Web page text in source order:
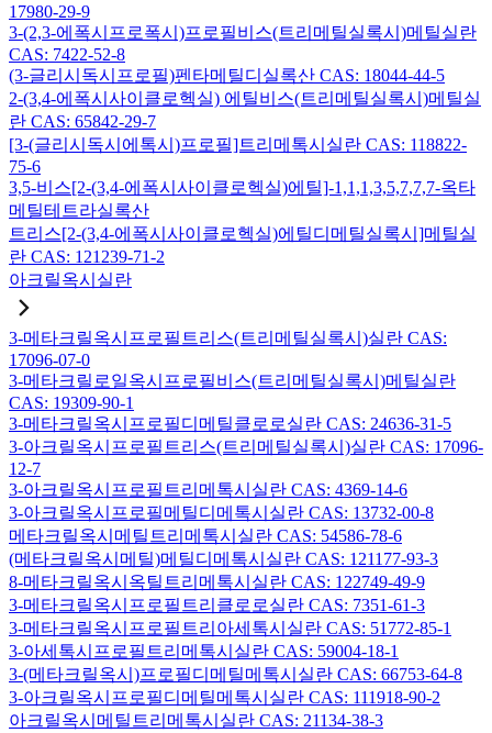
17980-29-9
3-(2,3-에폭시프로폭시)프로필비스(트리메틸실록시)메틸실란
CAS: 7422-52-8
(3-글리시독시프로필)펜타메틸디실록산 CAS: 18044-44-5
2-(3,4-에폭시사이클로헥실) 에틸비스(트리메틸실록시)메틸실
란 CAS: 65842-29-7
[3-(글리시독시에톡시)프로필]트리메톡시실란 CAS: 118822-
75-6
3,5-비스[2-(3,4-에폭시사이클로헥실)에틸]-1,1,1,3,5,7,7,7-옥타
메틸테트라실록산
트리스[2-(3,4-에폭시사이클로헥실)에틸디메틸실록시]메틸실
란 CAS: 121239-71-2
아크릴옥시실란
3-메타크릴옥시프로필트리스(트리메틸실록시)실란 CAS:
17096-07-0
3-메타크릴로일옥시프로필비스(트리메틸실록시)메틸실란
CAS: 19309-90-1
3-메타크릴옥시프로필디메틸클로로실란 CAS: 24636-31-5
3-아크릴옥시프로필트리스(트리메틸실록시)실란 CAS: 17096-
12-7
3-아크릴옥시프로필트리메톡시실란 CAS: 4369-14-6
3-아크릴옥시프로필메틸디메톡시실란 CAS: 13732-00-8
메타크릴옥시메틸트리메톡시실란 CAS: 54586-78-6
(메타크릴옥시메틸)메틸디메톡시실란 CAS: 121177-93-3
8-메타크릴옥시옥틸트리메톡시실란 CAS: 122749-49-9
3-메타크릴옥시프로필트리클로로실란 CAS: 7351-61-3
3-메타크릴옥시프로필트리아세톡시실란 CAS: 51772-85-1
3-아세톡시프로필트리메톡시실란 CAS: 59004-18-1
3-(메타크릴옥시)프로필디메틸메톡시실란 CAS: 66753-64-8
3-아크릴옥시프로필디메틸메톡시실란 CAS: 111918-90-2
아크릴옥시메틸트리메톡시실란 CAS: 21134-38-3